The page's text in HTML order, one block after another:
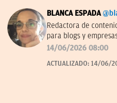
BLANCA ESPADA
Redactora de
para blogs y
desde 2007.
14/06/2026 08:00
ACTUALIZADO: 14/06/